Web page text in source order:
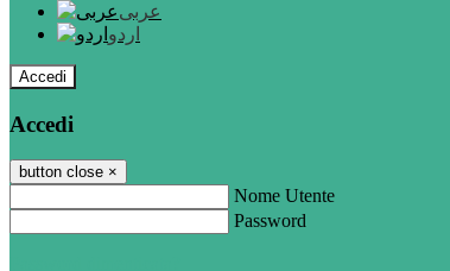
عربى
اردو
Accedi
Accedi
button close ×
Nome Utente
Password